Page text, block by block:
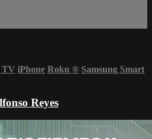
TV iPhone Roku ® Samsung Smart
Reyes